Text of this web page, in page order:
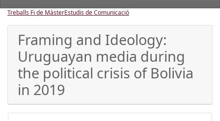
Treballs Fi de MàsterEstudis de Comunicació
Framing and Ideology:
Uruguayan media during
the political crisis of Bolivia
in 2019